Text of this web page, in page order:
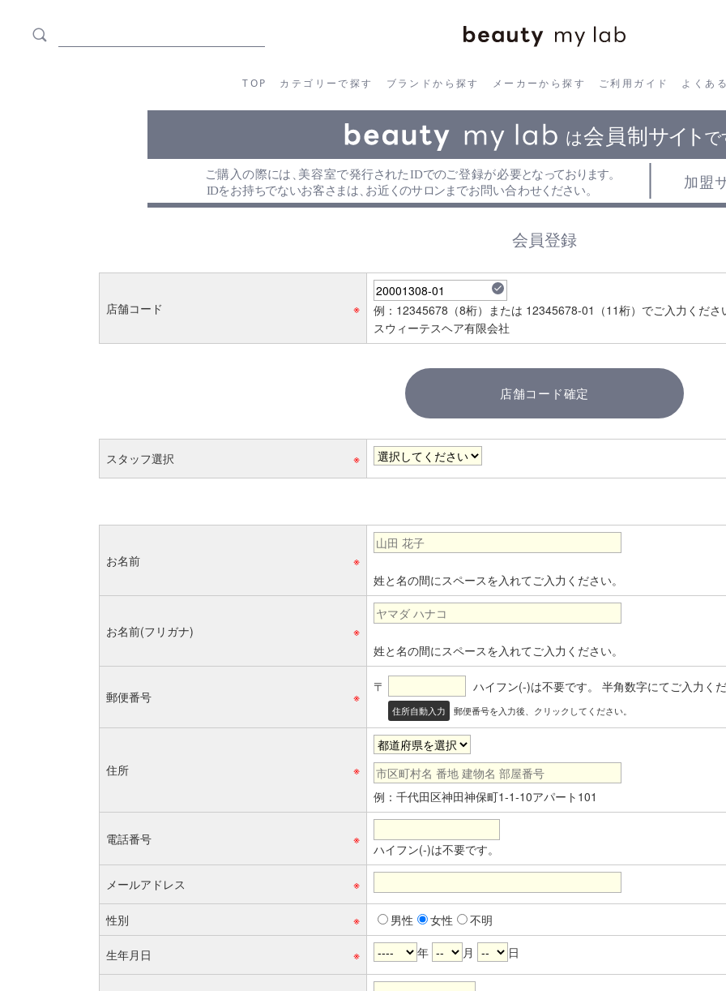
TOP カテゴリーで探す ブランドから探す メーカーから探す ご利用ガイド よくあ
ブランドから探す メーカーから探す ご利用ガイド
会員登録
店舗コード ※
例：12345678（8桁）または 12345678-01（11桁）でご入力くださ
スウィーテスヘア有限会社
店舗コード確定
スタッフ選択 ※
お名前
※
姓と名の間にスペースを入れてご入力ください。
お名前(フリガナ)
※
姓と名の間にスペースを入れてご入力ください。
郵便番号 ※
〒 ハイフン(-)は不要です。 半角数字にてご入力く
住所自動入力 郵便番号を入力後、クリックしてください。
住所
※
例：千代田区神田神保町1-1-10アパート101
電話番号 ※
ハイフン(-)は不要です。
メールアドレス ※
性別 ※ 男性 女性 不明
生年月日 ※ 年 月 日
check